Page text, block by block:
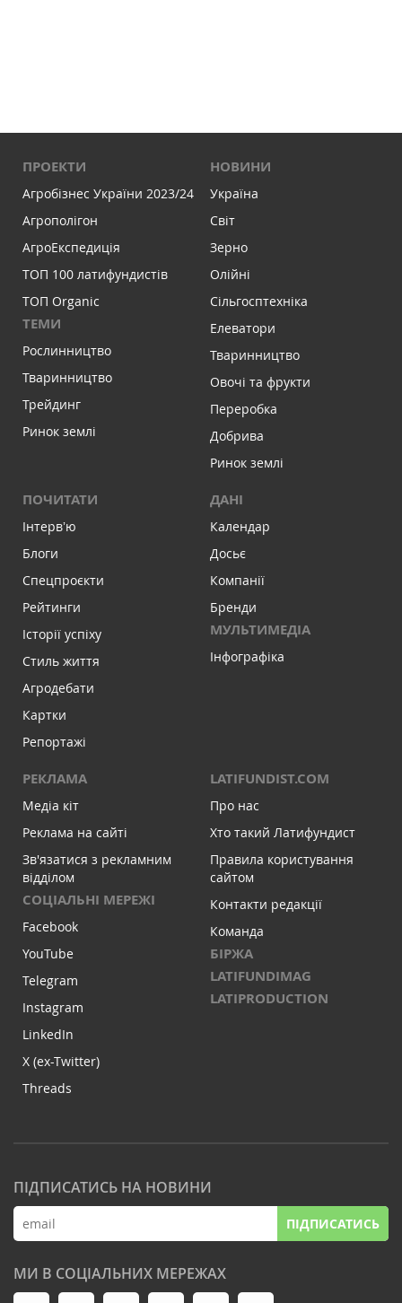
ПРОЕКТИ
Агробізнес України 2023/24
Агрополігон
АгроЕкспедиція
ТОП 100 латифундистів
ТОП Organic
ТЕМИ
Рослинництво
Тваринництво
Трейдинг
Ринок землі
НОВИНИ
Україна
Світ
Зерно
Олійні
Сільгосптехніка
Елеватори
Тваринництво
Овочі та фрукти
Переробка
Добрива
Ринок землі
ПОЧИТАТИ
Інтервʼю
Блоги
Спецпроєкти
Рейтинги
Історії успіху
Стиль життя
Агродебати
Картки
Репортажі
ДАНІ
Календар
Досьє
Компанії
Бренди
МУЛЬТИМЕДІА
Інфографіка
РЕКЛАМА
Медіа кіт
Реклама на сайті
Зв'язатися з рекламним
відділом
СОЦІАЛЬНІ МЕРЕЖІ
Facebook
YouTube
Telegram
Instagram
LinkedIn
X (ex-Twitter)
Threads
LATIFUNDIST.COM
Про нас
Хто такий Латифундист
Правила користування
сайтом
Контакти редакції
Команда
БІРЖА
LATIFUNDIMAG
LATIPRODUCTION
ПІДПИСАТИСЬ НА НОВИНИ
ПІДПИСАТИСЬ
МИ В СОЦІАЛЬНИХ МЕРЕЖАХ